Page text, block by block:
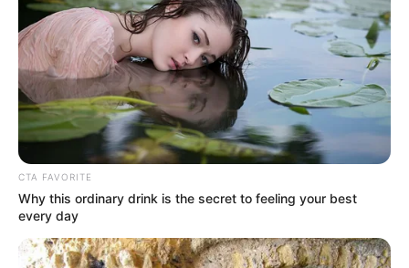
TEMAS DESTACADOS
EMERGENCIAS POR LLUVIAS
METRO DE MEDELLÍN
ELECCIONES PRESIDENCIALES
MARINILLA - ANTIOQUIA
YONDÓ - ANTIOQUIA
RIONEGRO
CTA FAVORITE
Why this ordinary drink is the secret to feeling your best
every day